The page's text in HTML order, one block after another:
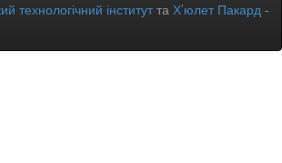
технологічний інститутта Х’юлет Пакард -